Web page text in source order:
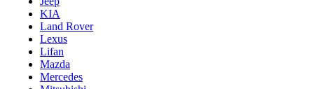
KIA
Land Rover
Lexus
Lifan
Mazda
Mercedes